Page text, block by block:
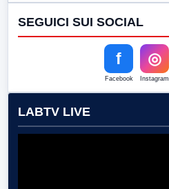
SEGUICI SUI SOCIAL
f
Facebook
◎
Instagram
LABTV LIVE